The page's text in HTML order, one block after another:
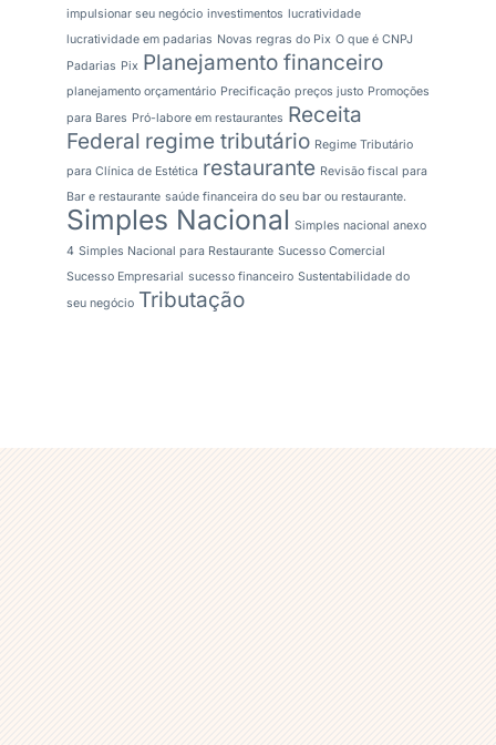
impulsionar seu negócio investimentos lucratividade
lucratividade em padarias Novas regras do Pix O que é CNPJ
Padarias Pix Planejamento financeiro
planejamento orçamentário Precificação preços justo Promoções
para Bares Pró-labore em restaurantes Receita
Federal regime tributário Regime Tributário
para Clínica de Estética restaurante Revisão fiscal para
Bar e restaurante saúde financeira do seu bar ou restaurante.
Simples Nacional Simples nacional anexo
4 Simples Nacional para Restaurante Sucesso Comercial
Sucesso Empresarial sucesso financeiro Sustentabilidade do
seu negócio Tributação